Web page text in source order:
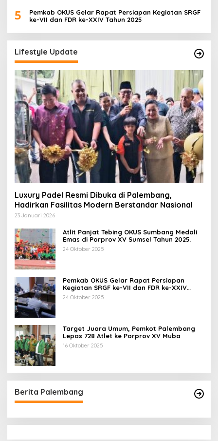
5
Pemkab OKUS Gelar Rapat Persiapan Kegiatan SRGF
ke-VII dan FDR ke-XXIV Tahun 2025
Lifestyle Update
Luxury Padel Resmi Dibuka di Palembang,
Hadirkan Fasilitas Modern Berstandar Nasional
23 Januari 2026
Atlit Panjat Tebing OKUS Sumbang Medali
Emas di Porprov XV Sumsel Tahun 2025.
24 Oktober 2025
Pemkab OKUS Gelar Rapat Persiapan
Kegiatan SRGF ke-VII dan FDR ke-XXIV
Tahun 2025
24 Oktober 2025
Target Juara Umum, Pemkot Palembang
Lepas 728 Atlet ke Porprov XV Muba
16 Oktober 2025
Berita Palembang